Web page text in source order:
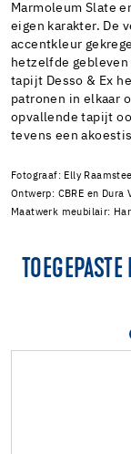
Marmoleum Slate
eigen karakter. De
accentkleur
hetzelfde
tapijt Desso & Ex
patronen in elkaar
opvallende tapijt
tevens een
Fotograaf: Elly
Ontwerp: CBRE en Dura
Maatwerk meubilair: